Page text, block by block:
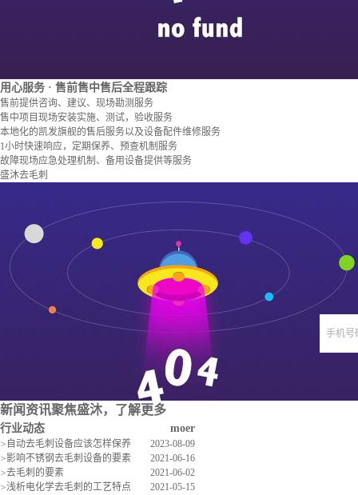
用心服务 · 售前售中售后全程跟踪
售前提供咨询、建议、现场勘测服务
售中项目现场安装实施、测试，验收服务
本地化的凯发旗舰的售后服务以及设备配件维修服务
1小时快速响应，定期保养、预查机制服务
故障现场应急处理机制、备用设备提供等服务
盛沐去毛刺
手机号
新闻资讯聚焦盛沐，了解更多
moer
行业动态
2023-08-09
> 自动去毛刺设备应该怎样保养
2021-06-16
>影响不锈钢去毛刺设备的要素
2021-06-02
>去毛刺的要素
2021-05-15
>浅析电化学去毛刺的工艺特点